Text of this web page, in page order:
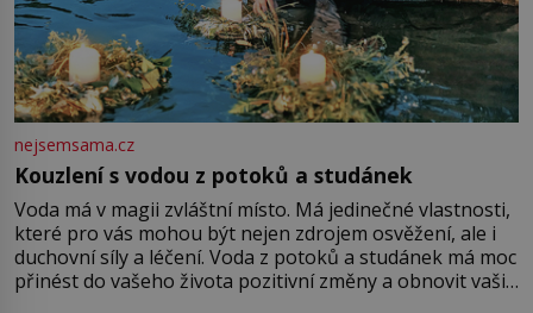
nejsemsama.cz
Kouzlení s vodou z potoků a studánek
Voda má v magii zvláštní místo. Má jedinečné vlastnosti,
které pro vás mohou být nejen zdrojem osvěžení, ale i
duchovní síly a léčení. Voda z potoků a studánek má moc
přinést do vašeho života pozitivní změny a obnovit vaši